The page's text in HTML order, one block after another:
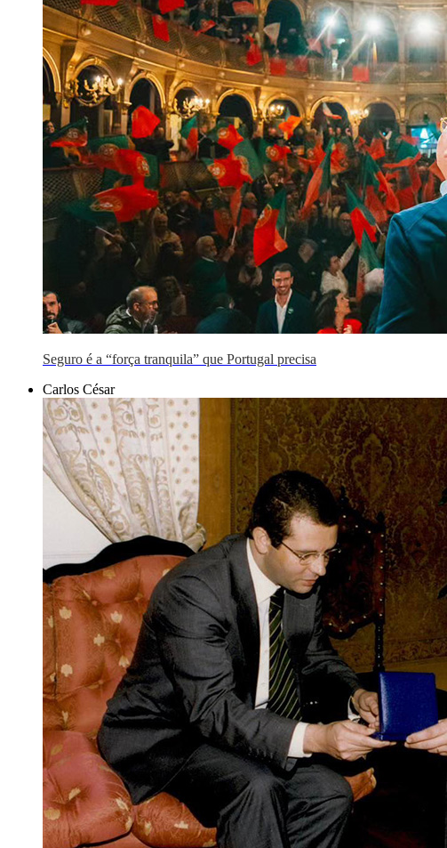
Seguro é a “força tranquila” que Portugal precisa
Carlos César